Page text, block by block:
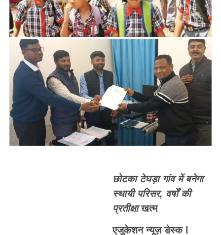
छोटका टेघड़ा गांव में बनेगा
स्थायी परिसर, वर्षों की
प्रतीक्षाखत्म
एजुकेशन न्यूज़ डेस्क l